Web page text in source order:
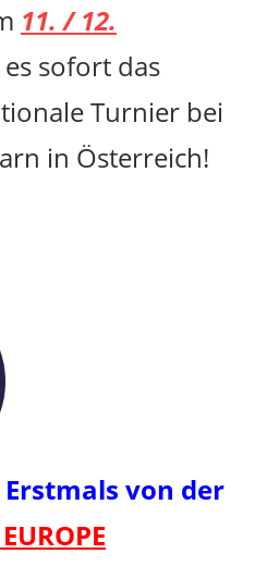
11. / 12.
sofort das
Turnier bei
in Österreich!
Erstmals von der